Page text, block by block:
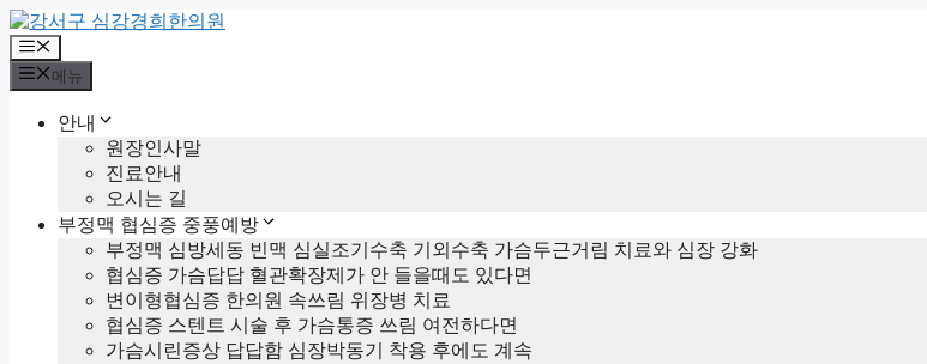
컨
텐
츠
로
메
뉴
메뉴
안내
원장인사말
진료안내
오시는 길
부정맥 협심증 중풍예방
부정맥 심방세동 빈맥 심실조기수축 기외수축 가슴두근거림 치료와 심장 강화
협심증 가슴답답 혈관확장제가 안 들을때도 있다면
변이형협심증 한의원 속쓰림 위장병 치료
협심증 스텐트 시술 후 가슴통증 쓰림 여전하다면
가슴시린증상 답답함 심장박동기 착용 후에도 계속